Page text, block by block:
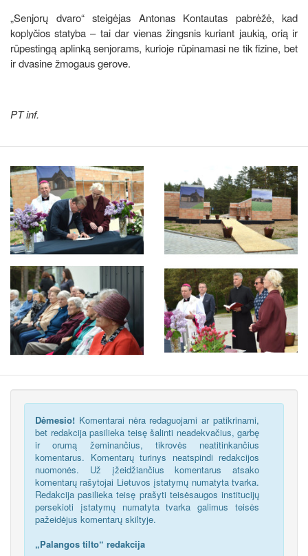
„Senjorų dvaro“ steigėjas Antonas Kontautas pabrėžė, kad
koplyčios statyba – tai dar vienas žingsnis kuriant jaukią, orią ir
rūpestingą aplinką senjorams, kurioje rūpinamasi ne tik fizine, bet
ir dvasine žmogaus gerove.
PT inf.
Dėmesio! Komentarai nėra redaguojami ar patikrinami,
bet redakcija pasilieka teisę šalinti neadekvačius, garbę
ir orumą žeminančius, tikrovės neatitinkančius
komentarus. Komentarų turinys neatspindi redakcijos
nuomonės. Už įžeidžiančius komentarus atsako
komentarų rašytojai Lietuvos įstatymų numatyta tvarka.
Redakcija pasilieka teisę prašyti teisėsaugos institucijų
persekioti įstatymų numatyta tvarka galimus teisės
pažeidėjus komentarų skiltyje.
„Palangos tilto“ redakcija